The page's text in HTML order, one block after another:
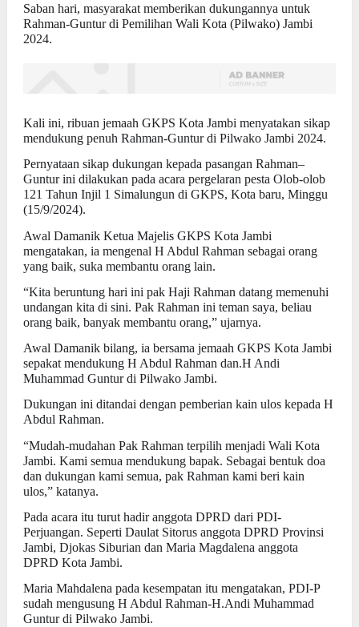
Saban hari, masyarakat memberikan dukungannya untuk
Rahman-Guntur di Pemilihan Wali Kota (Pilwako) Jambi
2024.
Kali ini, ribuan jemaah GKPS Kota Jambi menyatakan sikap
mendukung penuh Rahman-Guntur di Pilwako Jambi 2024.
Pernyataan sikap dukungan kepada pasangan Rahman–
Guntur ini dilakukan pada acara pergelaran pesta Olob-olob
121 Tahun Injil 1 Simalungun di GKPS, Kota baru, Minggu
(15/9/2024).
Awal Damanik Ketua Majelis GKPS Kota Jambi
mengatakan, ia mengenal H Abdul Rahman sebagai orang
yang baik, suka membantu orang lain.
“Kita beruntung hari ini pak Haji Rahman datang memenuhi
undangan kita di sini. Pak Rahman ini teman saya, beliau
orang baik, banyak membantu orang,” ujarnya.
Awal Damanik bilang, ia bersama jemaah GKPS Kota Jambi
sepakat mendukung H Abdul Rahman dan.H Andi
Muhammad Guntur di Pilwako Jambi.
Dukungan ini ditandai dengan pemberian kain ulos kepada H
Abdul Rahman.
“Mudah-mudahan Pak Rahman terpilih menjadi Wali Kota
Jambi. Kami semua mendukung bapak. Sebagai bentuk doa
dan dukungan kami semua, pak Rahman kami beri kain
ulos,” katanya.
Pada acara itu turut hadir anggota DPRD dari PDI-
Perjuangan. Seperti Daulat Sitorus anggota DPRD Provinsi
Jambi, Djokas Siburian dan Maria Magdalena anggota
DPRD Kota Jambi.
Maria Mahdalena pada kesempatan itu mengatakan, PDI-P
sudah mengusung H Abdul Rahman-H.Andi Muhammad
Guntur di Pilwako Jambi.